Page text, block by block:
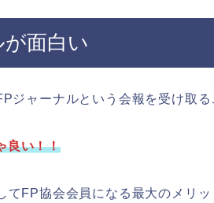
面白い
ジャーナルという会報を受け取る
良い！！
てFP協会会員になる最大のメリッ